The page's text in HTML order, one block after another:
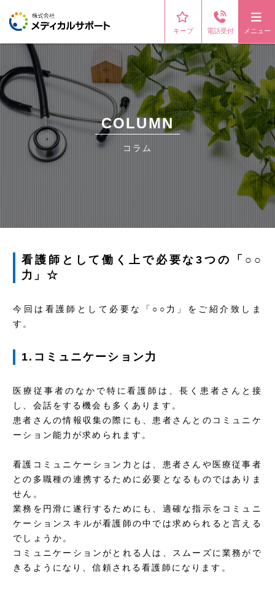
キープ 電話受付 メニュー
COLUMN
コラム
看護師として働く上で必要な3つの「○○
力」☆
今回は看護師として必要な「○○力」をご紹介致しま
す。
1.コミュニケーション力
医療従事者のなかで特に看護師は、長く患者さんと接
し、会話をする機会も多くあります。
患者さんの情報収集の際にも、患者さんとのコミュニケ
ーション能力が求められます。
看護コミュニケーション力とは、患者さんや医療従事者
との多職種の連携するために必要となるものではありま
せん。
業務を円滑に遂行するためにも、適確な指示をコミュニ
ケーションスキルが看護師の中では求められると言える
でしょうか。
コミュニケーションがとれる人は、スムーズに業務がで
きるようになり、信頼される看護師になります。